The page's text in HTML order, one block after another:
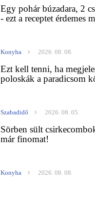
Egy pohár búzadara, 2
- ezt a receptet érdemes
Konyha 2026. 08. 08.
Ezt kell tenni, ha
poloskák a paradicsom
Szabadidő 2026. 08. 05.
Sörben sült
már finomat!
Konyha 2026. 08. 08.